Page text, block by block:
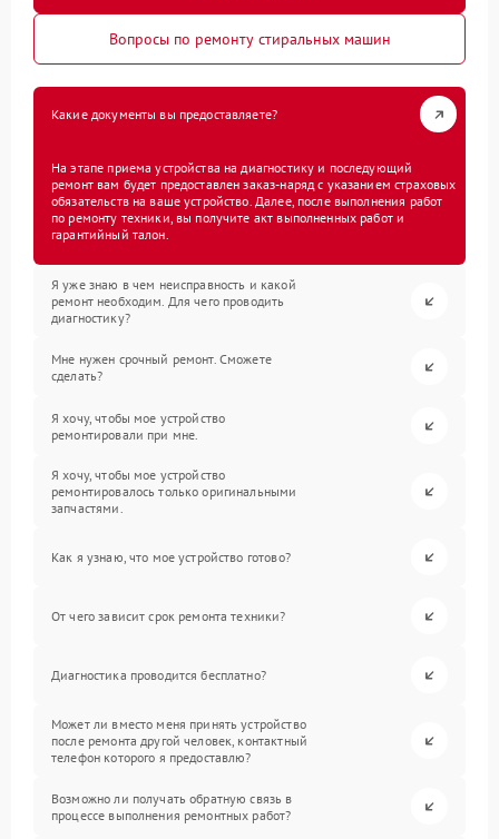
Вопросы по ремонту стиральных машин
Какие документы вы предоставляете?
На этапе приема устройства на диагностику и последующий
ремонт вам будет предоставлен заказ-наряд с указанием страховых
обязательств на ваше устройство. Далее, после выполнения работ
по ремонту техники, вы получите акт выполненных работ и
гарантийный талон.
Я уже знаю в чем неисправность и какой
ремонт необходим. Для чего проводить
диагностику?
Мне нужен срочный ремонт. Сможете
сделать?
Я хочу, чтобы мое устройство
ремонтировали при мне.
Я хочу, чтобы мое устройство
ремонтировалось только оригинальными
запчастями.
Как я узнаю, что мое устройство готово?
От чего зависит срок ремонта техники?
Диагностика проводится бесплатно?
Может ли вместо меня принять устройство
после ремонта другой человек, контактный
телефон которого я предоставлю?
Возможно ли получать обратную связь в
процессе выполнения ремонтных работ?